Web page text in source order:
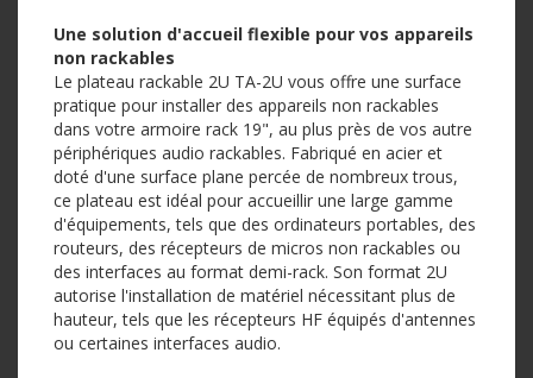
Une solution d'accueil flexible pour vos appareils
non rackables
Le plateau rackable 2U TA-2U vous offre une surface
pratique pour installer des appareils non rackables
dans votre armoire rack 19", au plus près de vos autre
périphériques audio rackables. Fabriqué en acier et
doté d'une surface plane percée de nombreux trous,
ce plateau est idéal pour accueillir une large gamme
d'équipements, tels que des ordinateurs portables, des
routeurs, des récepteurs de micros non rackables ou
des interfaces au format demi-rack. Son format 2U
autorise l'installation de matériel nécessitant plus de
hauteur, tels que les récepteurs HF équipés d'antennes
ou certaines interfaces audio.